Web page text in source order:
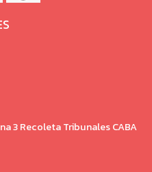
3 Recoleta Tribunales CABA